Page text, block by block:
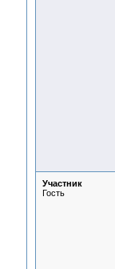
Участник
Гость